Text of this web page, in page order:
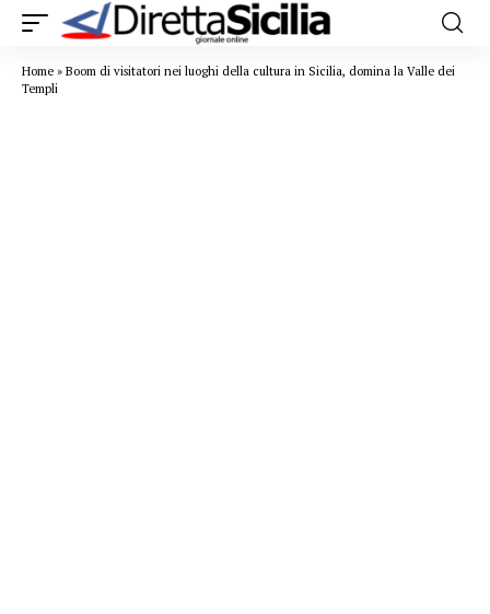
Home » Boom di visitatori nei luoghi della cultura in Sicilia, domina la Valle dei
Templi